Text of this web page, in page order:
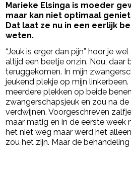
Marieke Elsinga is moeder
maar kan niet optimaal
Dat laat ze nu in een eerlijk
weten.
“Jeuk is erger dan pijn” hoor je
altijd een beetje onzin. Nou, daar
teruggekomen. In mijn
jeukend plekje op mijn
meerdere plekken op beide
zwangerschapsjeuk en zou na
verdwijnen. Voorgeschreven
maar matig en in de eerste week
het niet weg maar werd het
zou het zijn. Maar de